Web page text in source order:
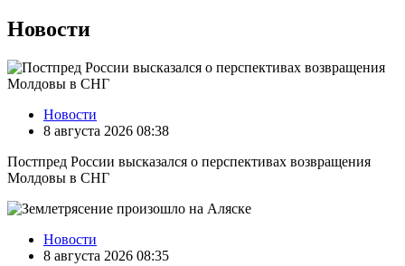
Новости
Новости
8 августа 2026 08:38
Постпред России высказался о перспективах возвращения
Молдовы в СНГ
Новости
8 августа 2026 08:35